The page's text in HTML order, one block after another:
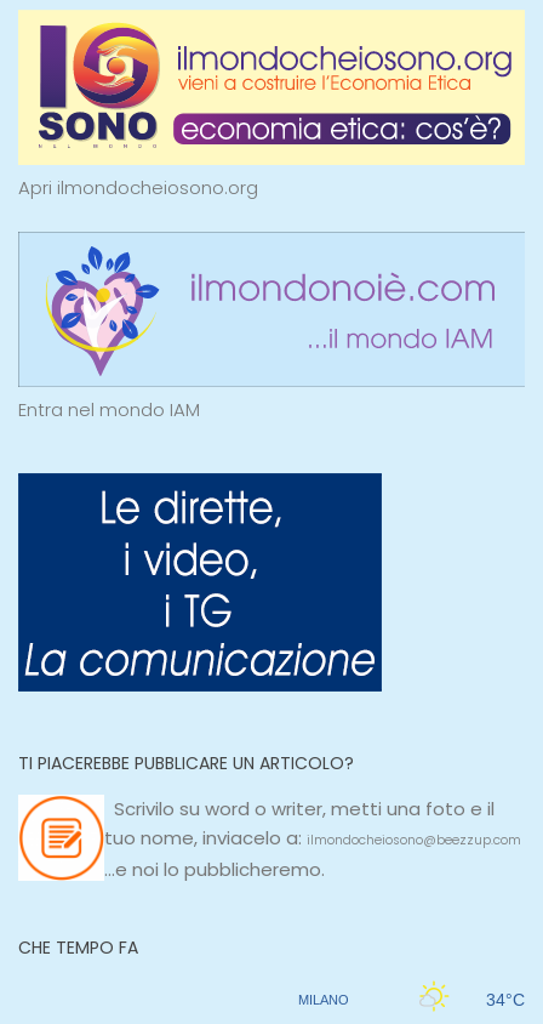
Apri ilmondocheiosono.org
Entra nel mondo IAM
TI PIACEREBBE PUBBLICARE UN ARTICOLO?
Scrivilo su word o writer, metti una foto e il
tuo nome, inviacelo a: ilmondocheiosono@beezzup.com
...e noi lo pubblicheremo.
CHE TEMPO FA